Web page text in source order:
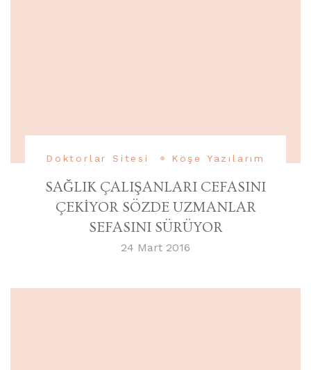
Doktorlar Sitesi Köşe Yazılarım
SAĞLIK ÇALIŞANLARI CEFASINI
ÇEKİYOR SÖZDE UZMANLAR
SEFASINI SÜRÜYOR
24 Mart 2016